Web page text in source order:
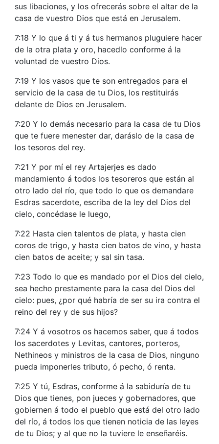
sus libaciones, y los ofrecerás sobre el altar de la
casa de vuestro Dios que está en Jerusalem.
7:18 Y lo que á ti y á tus hermanos pluguiere hacer
de la otra plata y oro, hacedlo conforme á la
voluntad de vuestro Dios.
7:19 Y los vasos que te son entregados para el
servicio de la casa de tu Dios, los restituirás
delante de Dios en Jerusalem.
7:20 Y lo demás necesario para la casa de tu Dios
que te fuere menester dar, daráslo de la casa de
los tesoros del rey.
7:21 Y por mí el rey Artajerjes es dado
mandamiento á todos los tesoreros que están al
otro lado del río, que todo lo que os demandare
Esdras sacerdote, escriba de la ley del Dios del
cielo, concédase le luego,
7:22 Hasta cien talentos de plata, y hasta cien
coros de trigo, y hasta cien batos de vino, y hasta
cien batos de aceite; y sal sin tasa.
7:23 Todo lo que es mandado por el Dios del cielo,
sea hecho prestamente para la casa del Dios del
cielo: pues, ¿por qué habría de ser su ira contra el
reino del rey y de sus hijos?
7:24 Y á vosotros os hacemos saber, que á todos
los sacerdotes y Levitas, cantores, porteros,
Nethineos y ministros de la casa de Dios, ninguno
pueda imponerles tributo, ó pecho, ó renta.
7:25 Y tú, Esdras, conforme á la sabiduría de tu
Dios que tienes, pon jueces y gobernadores, que
gobiernen á todo el pueblo que está del otro lado
del río, á todos los que tienen noticia de las leyes
de tu Dios; y al que no la tuviere le enseñaréis.